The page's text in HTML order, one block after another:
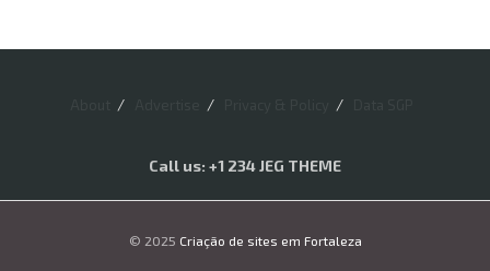
Call us: +1 234 JEG THEME
© 2025 Criação de sites em Fortaleza